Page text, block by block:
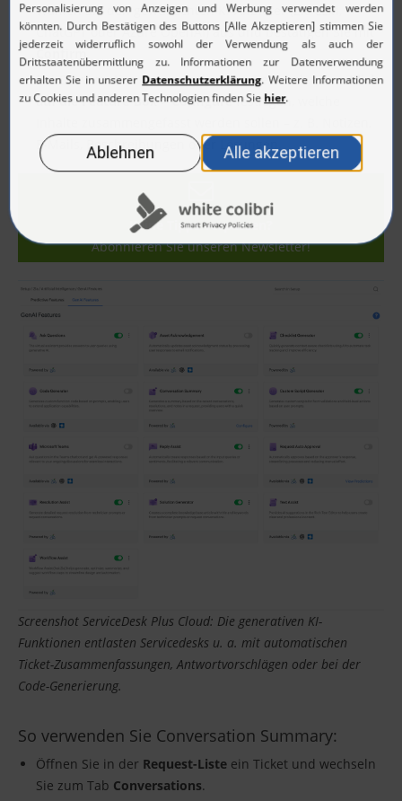
Wählen Sie den gewünschten KI-Anbieter (Zia LLM,
ChatGPT oder Azure OpenAI) aus und bestätigen Sie mit
Confirm.
Bei Conversation Summary können Sie durch einenKlick
auf die Feature-Box > Configurefestlegen, welche
E-Mails, Beschreibungen oder Lösungen.
Keine Tipps verpassen?
Abonnieren Sie unseren Newsletter!
Screenshot ServiceDesk Plus Cloud: Die generativen KI-
Funktionen entlasten Servicedesks u. a. mit automatischen
Ticket-Zusammenfassungen, Antwortvorschlägen oder bei der
Code-Generierung.
So verwenden Sie Conversation Summary:
Öffnen Sie in der Request-Liste ein Ticket und wechseln
Sie zum Tab Conversations.